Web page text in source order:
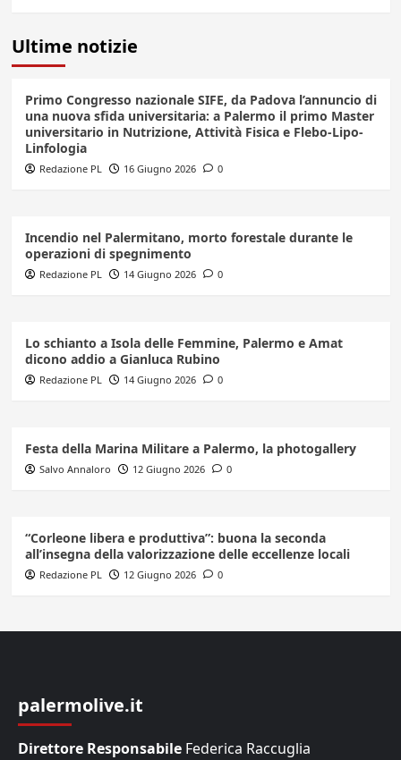
Ultime notizie
Primo Congresso nazionale SIFE, da Padova l’annuncio di
una nuova sfida universitaria: a Palermo il primo Master
universitario in Nutrizione, Attività Fisica e Flebo-Lipo-
Linfologia
Redazione PL 16 Giugno 2026 0
Incendio nel Palermitano, morto forestale durante le
operazioni di spegnimento
Redazione PL 14 Giugno 2026 0
Lo schianto a Isola delle Femmine, Palermo e Amat
dicono addio a Gianluca Rubino
Redazione PL 14 Giugno 2026 0
Festa della Marina Militare a Palermo, la photogallery
Salvo Annaloro 12 Giugno 2026 0
“Corleone libera e produttiva”: buona la seconda
all’insegna della valorizzazione delle eccellenze locali
Redazione PL 12 Giugno 2026 0
palermolive.it
Direttore Responsabile Federica Raccuglia